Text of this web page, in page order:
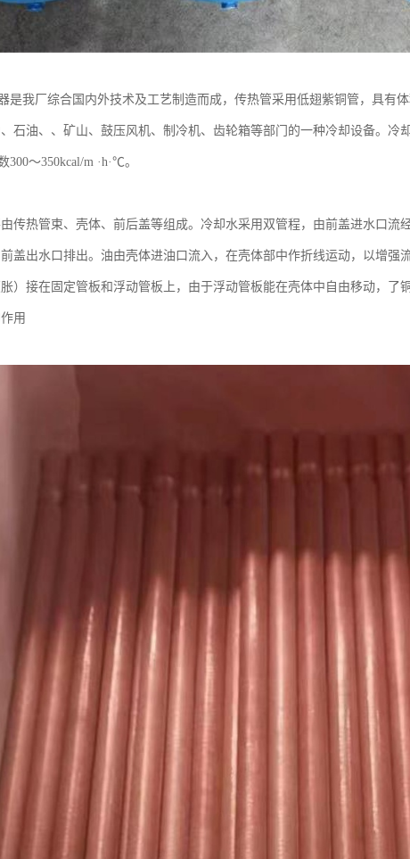
是我厂综合国内外技术及工艺制造而成，传热管采用低翅紫铜管，具有
石油、、矿山、鼓压风机、制冷机、齿轮箱等部门的一种冷却设备。冷
300～350kcal/m ·h·℃。
传热管束、壳体、前后盖等组成。冷却水采用双管程，由前盖进水口流
盖出水口排出。油由壳体进油口流入，在壳体部中作折线运动，以增强
）接在固定管板和浮动管板上，由于浮动管板能在壳体中自由移动，了
用